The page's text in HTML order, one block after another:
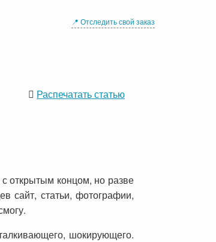
📍 Отследить свой заказ
Распечатать статью
открытым концом, но разве
сайт, статьи, фотографии,
шокирующего.